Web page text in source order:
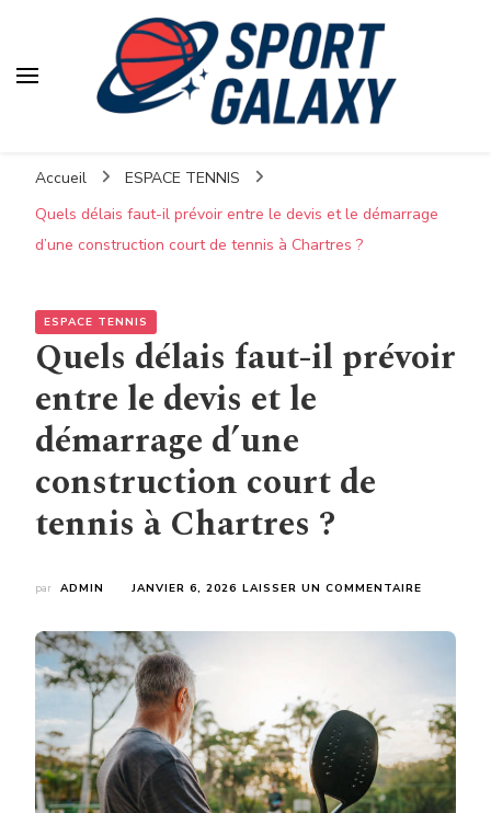
Accueil
ESPACE TENNIS
Quels délais faut-il prévoir entre le devis et le démarrage
d’une construction court de tennis à Chartres ?
ESPACE TENNIS
Quels délais faut-il prévoir
entre le devis et le
démarrage d’une
construction court de
tennis à Chartres ?
par ADMIN JANVIER 6, 2026 LAISSER UN COMMENTAIRE
ENTRE
LE
DEVIS
ET
LE